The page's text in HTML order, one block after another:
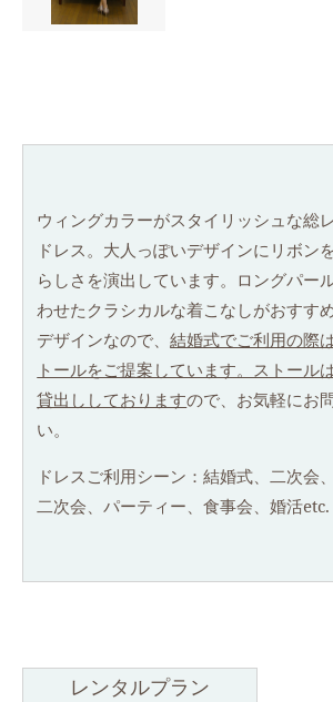
ウィングカラーがスタイリッシュな総
ドレス。大人っぽいデザインにリボン
らしさを演出しています。ロングパー
わせたクラシカルな着こなしがおすす
デザインなので、結婚式でご利用の際
トールをご提案しています。ストール
貸出ししておりますので、お気軽にお
い。
ドレスご利用シーン：結婚式、二次会
二次会、パーティー、食事会、婚活etc.
レンタルプラン